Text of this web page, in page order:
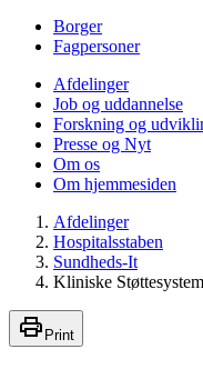
Borger
Fagpersoner
Afdelinger
Job og uddannelse
Forskning og
Presse og Nyt
Om os
Om hjemmesiden
Afdelinger
Hospitalsstaben
Sundheds-It
Kliniske
Print